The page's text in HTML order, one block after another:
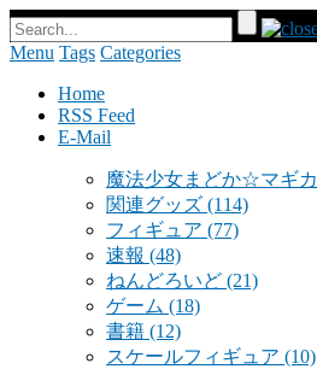
Menu Tags Categories
Home
RSS Feed
E-Mail
魔法少女まどか☆マギカ
関連グッズ (114)
フィギュア (77)
速報 (48)
ねんどろいど (21)
ゲーム (18)
書籍 (12)
スケールフィギュア (10)